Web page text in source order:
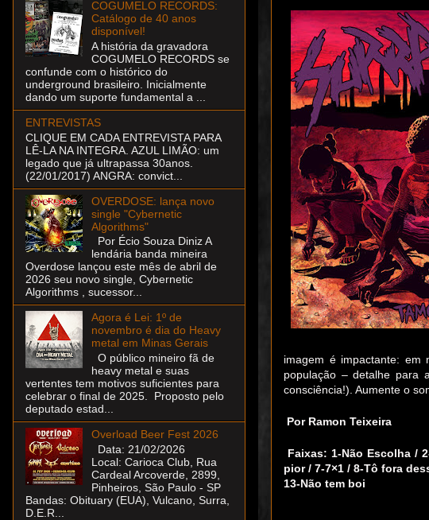
imagem é impactante: em
população – detalhe para
consciência!). Aumente o
Por Ramon Teixeira
Faixas: 1-Não Escolha /
pior / 7-7×1 / 8-Tô fora
13-Não tem boi
COGUMELO RECORDS:
Catálogo de 40 anos
disponível!
A história da gravadora
COGUMELO RECORDS se
confunde com o histórico do
underground brasileiro. Inicialmente
dando um suporte fundamental a ...
ENTREVISTAS
CLIQUE EM CADA ENTREVISTA PARA
LÊ-LA NA INTEGRA. AZUL LIMÃO: um
legado que já ultrapassa 30anos.
(22/01/2017) ANGRA: convict...
OVERDOSE: lança novo
single "Cybernetic
Algorithms"
Por Écio Souza Diniz A
lendária banda mineira
Overdose lançou este mês de abril de
2026 seu novo single, Cybernetic
Algorithms , sucessor...
Agora é Lei: 1º de
novembro é dia do Heavy
metal em Minas Gerais
O público mineiro fã de
heavy metal e suas
vertentes tem motivos suficientes para
celebrar o final de 2025. Proposto pelo
deputado estad...
Overload Beer Fest 2026
Data: 21/02/2026
Local: Carioca Club, Rua
Cardeal Arcoverde, 2899,
Pinheiros, São Paulo - SP
Bandas: Obituary (EUA), Vulcano, Surra,
D.E.R...